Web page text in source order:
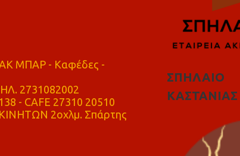
ΜΠΑΡ - Καφέδες -
2731082002
- CAFE 27310 20510
2οχλμ. Σπάρτης
ΣΠΗΛΑΙΟ
ΚΑΣΤΑΝΙΑΣ